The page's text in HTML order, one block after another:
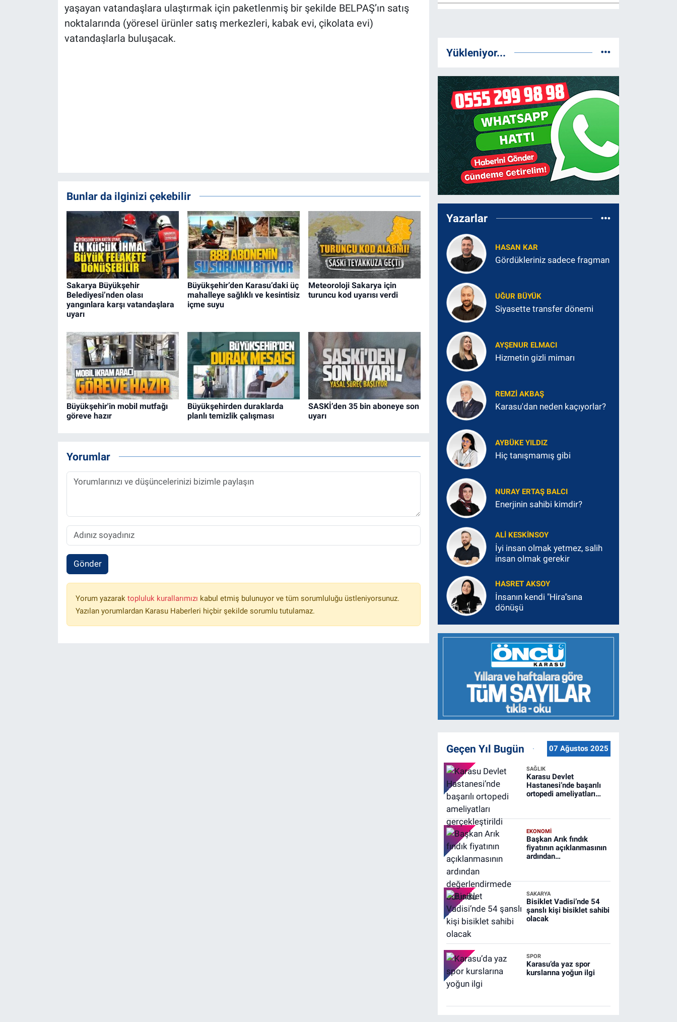
yaşayan vatandaşlara ulaştırmak için paketlenmiş bir şekilde BELPAŞ’ın satış
noktalarında (yöresel ürünler satış merkezleri, kabak evi, çikolata evi)
vatandaşlarla buluşacak.
Bunlar da ilginizi çekebilir
Sakarya Büyükşehir
Belediyesi’nden olası
yangınlara karşı vatandaşlara
uyarı
Büyükşehir’den Karasu’daki üç
mahalleye sağlıklı ve kesintisiz
içme suyu
Meteoroloji Sakarya için
turuncu kod uyarısı verdi
Büyükşehir'in mobil mutfağı
göreve hazır
Büyükşehirden duraklarda
planlı temizlik çalışması
SASKİ’den 35 bin aboneye son
uyarı
Yorumlar
Gönder
Yorum yazarak topluluk kurallarımızı kabul etmiş bulunuyor ve tüm sorumluluğu üstleniyorsunuz.
Yazılan yorumlardan Karasu Haberleri hiçbir şekilde sorumlu tutulamaz.
Yükleniyor...
Yazarlar
HASAN KAR
Gördükleriniz sadece fragman
UĞUR BÜYÜK
Siyasette transfer dönemi
AYŞENUR ELMACI
Hizmetin gizli mimarı
REMZI AKBAŞ
Karasu'dan neden kaçıyorlar?
AYBÜKE YILDIZ
Hiç tanışmamış gibi
NURAY ERTAŞ BALCI
Enerjinin sahibi kimdir?
ALI KESKINSOY
İyi insan olmak yetmez, salih
insan olmak gerekir
HASRET AKSOY
İnsanın kendi "Hira"sına
dönüşü
Geçen Yıl Bugün 07 Ağustos 2025
SAĞLIK
Karasu Devlet
Hastanesi’nde başarılı
ortopedi ameliyatları
EKONOMİ
Başkan Arık fındık
fiyatının açıklanmasının
ardından
SAKARYA
Bisiklet Vadisi’nde 54
şanslı kişi bisiklet sahibi
olacak
SPOR
Karasu’da yaz spor
kurslarına yoğun ilgi